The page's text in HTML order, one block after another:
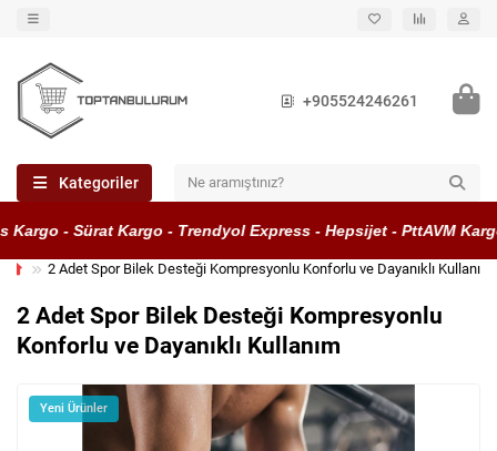
+905524246261
Kategoriler
- Sürat Kargo - Trendyol Express - Hepsijet - PttAVM Kargo
2 Adet Spor Bilek Desteği Kompresyonlu Konforlu ve Dayanıklı Kullanım
2 Adet Spor Bilek Desteği Kompresyonlu
Konforlu ve Dayanıklı Kullanım
Yeni Ürünler